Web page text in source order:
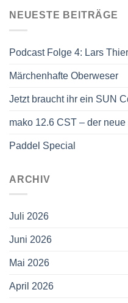
NEUESTE BEITRÄGE
Podcast Folge 4: Lars
Märchenhafte Oberweser
Jetzt braucht ihr ein SUN
mako 12.6 CST – der
Paddel Special
ARCHIV
Juli 2026
Juni 2026
Mai 2026
April 2026